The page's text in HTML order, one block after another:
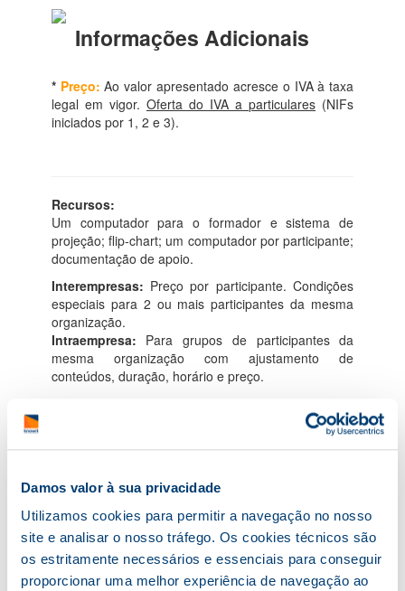
Damos valor à sua privacidade
Utilizamos cookies para permitir a navegação no nosso
site e analisar o nosso tráfego. Os cookies técnicos são
os estritamente necessários e essenciais para conseguir
proporcionar uma melhor experiência de navegação ao
Informações Adicionais
* Preço: Ao valor apresentado acresce o IVA à taxa
legal em vigor. Oferta do IVA a particulares (NIFs
iniciados por 1, 2 e 3).
Recursos:
Um computador para o formador e sistema de
projeção; flip-chart; um computador por participante;
documentação de apoio.
Interempresas: Preço por participante. Condições
especiais para 2 ou mais participantes da mesma
organização.
Intraempresa: Para grupos de participantes da
mesma organização com ajustamento de
conteúdos, duração, horário e preço.
Tenho Interesse!
Para mais informações, contacte-nos.